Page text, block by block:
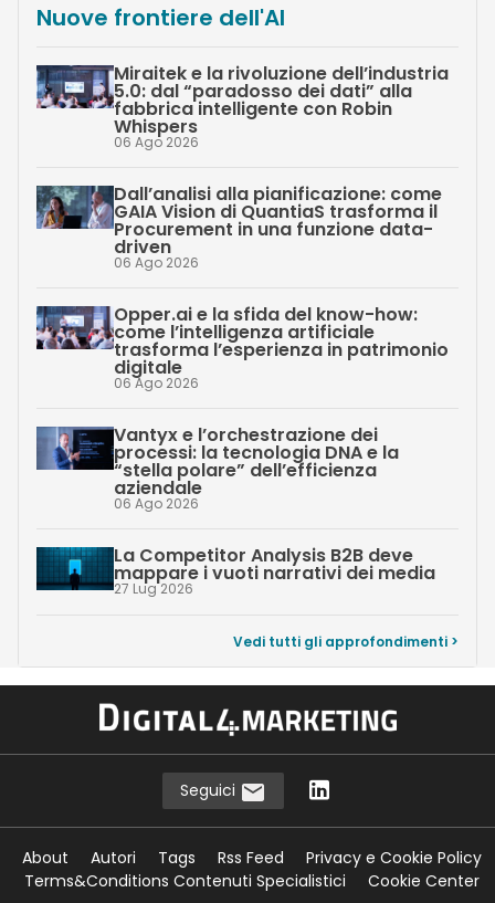
Nuove frontiere dell'AI
Miraitek e la rivoluzione dell’industria
5.0: dal “paradosso dei dati” alla
fabbrica intelligente con Robin
Whispers
06 Ago 2026
Dall’analisi alla pianificazione: come
GAIA Vision di QuantiaS trasforma il
Procurement in una funzione data-
driven
06 Ago 2026
Opper.ai e la sfida del know-how:
come l’intelligenza artificiale
trasforma l’esperienza in patrimonio
digitale
06 Ago 2026
Vantyx e l’orchestrazione dei
processi: la tecnologia DNA e la
“stella polare” dell’efficienza
aziendale
06 Ago 2026
La Competitor Analysis B2B deve
mappare i vuoti narrativi dei media
27 Lug 2026
Vedi tutti gli approfondimenti >
Seguici
About Autori Tags Rss Feed
Privacy e Cookie Policy
Terms&Conditions Contenuti Specialistici
Cookie Center